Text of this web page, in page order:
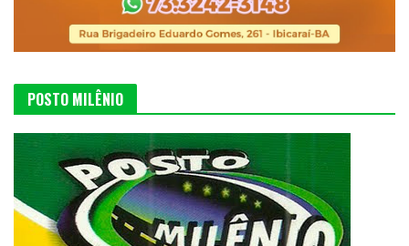
POSTO MILÊNIO